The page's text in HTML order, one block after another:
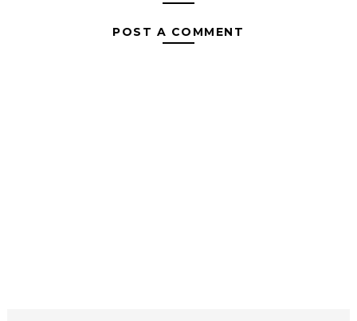
POST A COMMENT